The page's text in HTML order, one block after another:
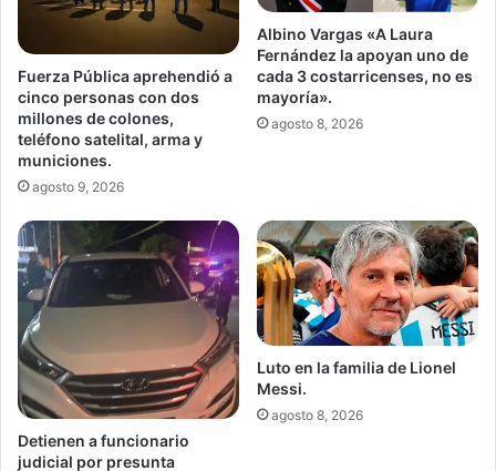
Fuerza Pública aprehendió a
cinco personas con dos
millones de colones,
teléfono satelital, arma y
municiones.
agosto 9, 2026
Albino Vargas «A Laura
Fernández la apoyan uno de
cada 3 costarricenses, no es
mayoría».
agosto 8, 2026
Detienen a funcionario
judicial por presunta
Luto en la familia de Lionel
Messi.
agosto 8, 2026